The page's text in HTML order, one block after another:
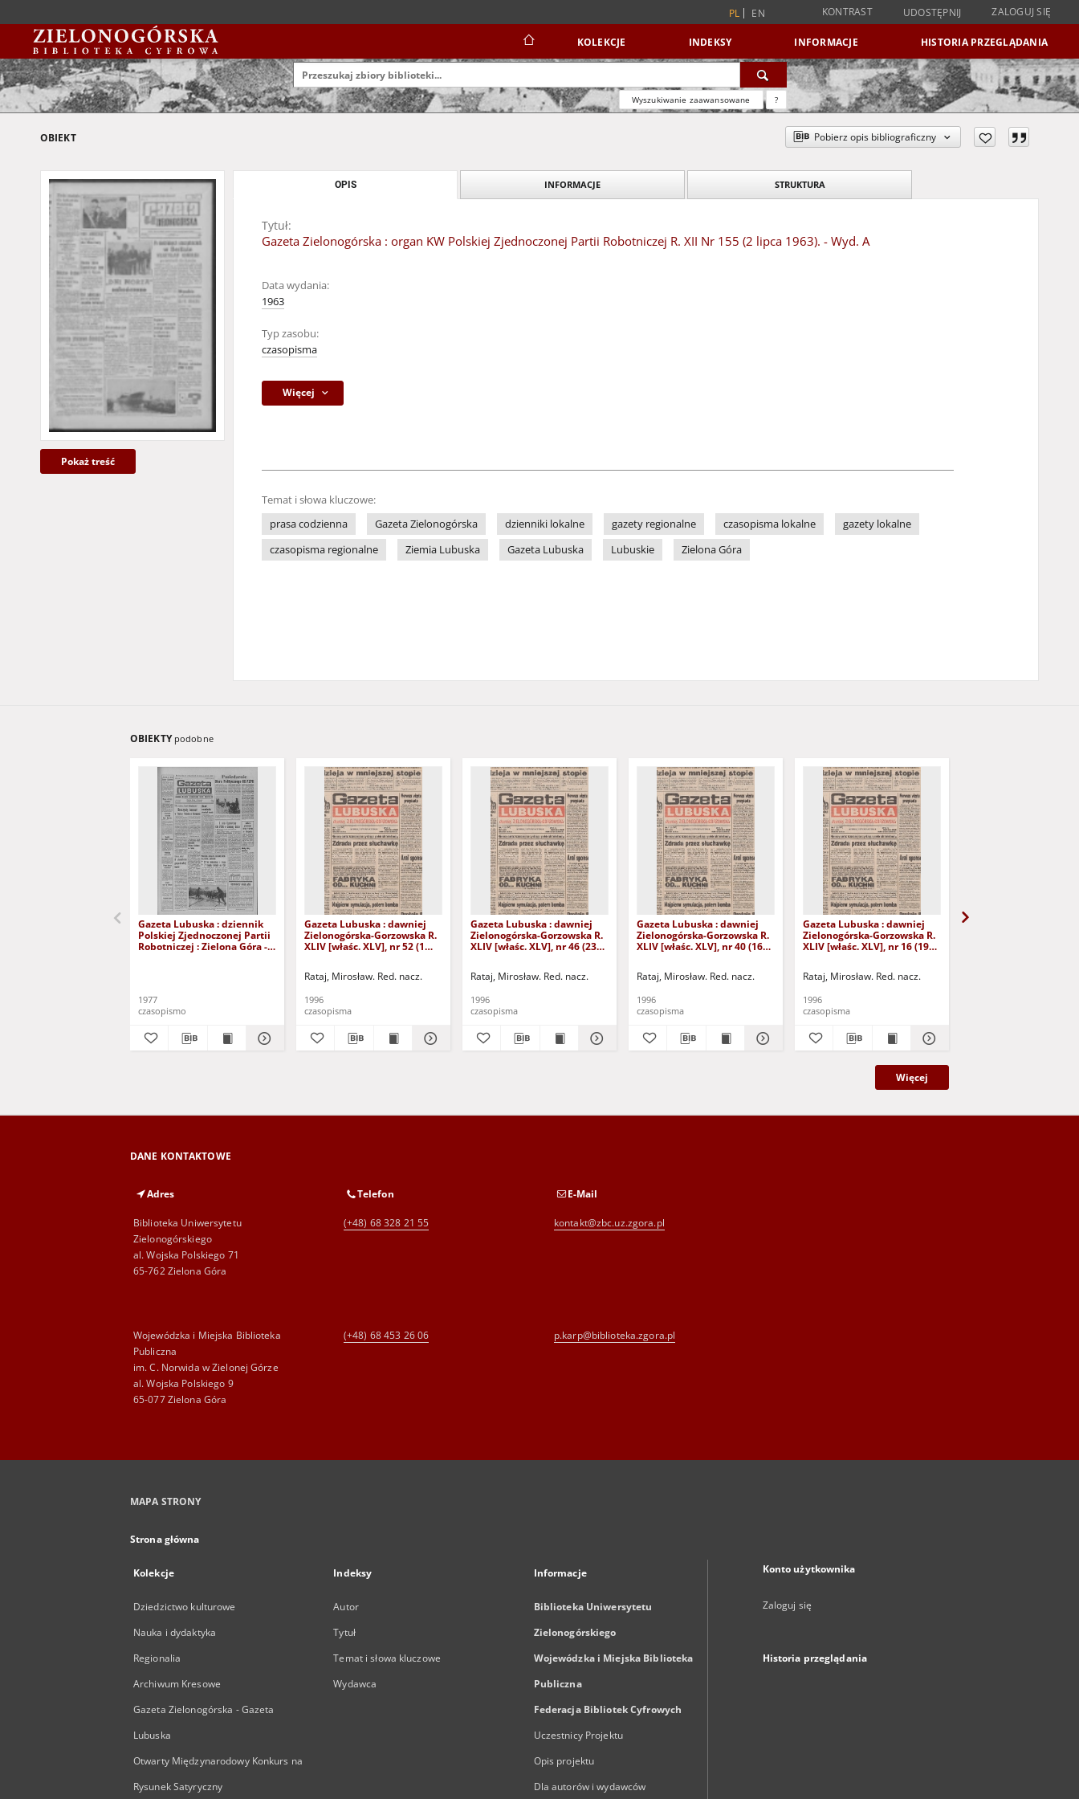
PL EN KONTRAST UDOSTĘPNIJ ZALOGUJ SIĘ
KOLEKCJE INDEKSY INFORMACJE HISTORIA PRZEGLĄDANIA
Wyszukiwanie zaawansowane ?
OBIEKT Pobierz opis bibliograficzny
Pokaż treść
OPIS INFORMACJE STRUKTURA
Tytuł:
Gazeta Zielonogórska : organ KW Polskiej Zjednoczonej Partii Robotniczej R. XII Nr 155 (2 lipca 1963). - Wyd. A
Data wydania:
1963
Typ zasobu:
czasopisma
Więcej
Temat i słowa kluczowe:
prasa codzienna
Gazeta Zielonogórska dzienniki lokalne gazety regionalne czasopisma lokalne
gazety lokalne
czasopisma regionalne
Ziemia Lubuska Gazeta Lubuska Lubuskie Zielona Góra
OBIEKTY podobne
Gazeta Lubuska : dziennik
Polskiej Zjednoczonej Partii
Robotniczej : Zielona Góra -
1977
czasopismo
Gazeta Lubuska : dawniej
Zielonogórska-Gorzowska R.
XLIV [właśc. XLV], nr 52 (1
Rataj, Mirosław. Red. nacz.
1996
czasopisma
Gazeta Lubuska : dawniej
Zielonogórska-Gorzowska R.
XLIV [właśc. XLV], nr 46 (23
Rataj, Mirosław. Red. nacz.
1996
czasopisma
Gazeta Lubuska : dawniej
Zielonogórska-Gorzowska R.
XLIV [właśc. XLV], nr 40 (16
Rataj, Mirosław. Red. nacz.
1996
czasopisma
Gazeta Lubuska : dawniej
Zielonogórska-Gorzowska R.
XLIV [właśc. XLV], nr 16 (19
Rataj, Mirosław. Red. nacz.
1996
czasopisma
Więcej
DANE KONTAKTOWE
Adres
Biblioteka Uniwersytetu
Zielonogórskiego
al. Wojska Polskiego 71
65-762 Zielona Góra
Telefon
(+48) 68 328 21 55
E-Mail
kontakt@zbc.uz.zgora.pl
Wojewódzka i Miejska Biblioteka
Publiczna
im. C. Norwida w Zielonej Górze
al. Wojska Polskiego 9
65-077 Zielona Góra
(+48) 68 453 26 06 p.karp@biblioteka.zgora.pl
MAPA STRONY
Strona główna
Kolekcje
Dziedzictwo kulturowe
Nauka i dydaktyka
Regionalia
Archiwum Kresowe
Gazeta Zielonogórska - Gazeta
Lubuska
Otwarty Międzynarodowy Konkurs na
Rysunek Satyryczny
Indeksy
Autor
Tytuł
Temat i słowa kluczowe
Wydawca
Informacje
Biblioteka Uniwersytetu
Zielonogórskiego
Wojewódzka i Miejska Biblioteka
Publiczna
Federacja Bibliotek Cyfrowych
Uczestnicy Projektu
Opis projektu
Dla autorów i wydawców
Konto użytkownika
Zaloguj się
Historia przeglądania